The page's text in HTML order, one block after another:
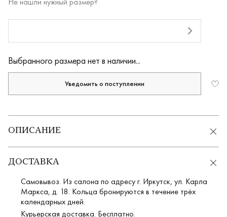
Выбранного размера нет в наличии...
Уведомить о поступлении
ОПИСАНИЕ
ДОСТАВКА
Самовывоз. Из салона по адресу г. Иркутск, ул. Карла
Маркса, д. 18. Кольца бронируются в течение трёх
календарных дней.
Курьерская доставка. Бесплатно.